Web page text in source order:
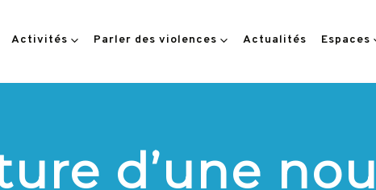
Activités Parler des violences Actualités Espaces
d’une